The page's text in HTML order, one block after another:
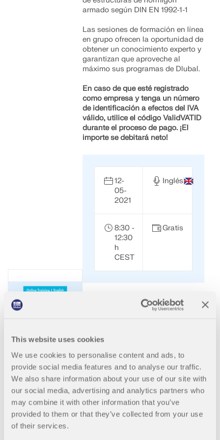
This website uses cookies
We use cookies to personalise content and ads, to
provide social media features and to analyse our traffic.
We also share information about your use of our site with
our social media, advertising and analytics partners who
may combine it with other information that you’ve
provided to them or that they’ve collected from your use
of their services.
RWIND 3
Software de CFD para túneles de viento digital
Más información
Dlubal API
Explorar API
Aplicaciones
Suscripciones y precios
AEF para conexiones de acero
Diseñe y analice las conexiones de acero utilizando
CBFEM, conforme a EN 1993‑1‑8 y AISC 360,
totalmente integrado en RFEM 6 para flujos de
trabajo estructurales más rápidos y precisos.
OBTENER SOPORTE
OBTENER LICENCIA GRATUITA
lleva tu carrera a nuevos niveles.
EXPLORE LAS VACANTES DISPONIBLES
armado según DIN EN 1992-1-1
Las sesiones de formación en línea
en grupo ofrecen la oportunidad de
obtener un conocimiento experto y
garantizan que aproveche al
máximo sus programas de Dlubal.
En caso de que esté registrado
como empresa y tenga un número
de identificación a efectos del IVA
válido, utilice el código ValidVATID
durante el proceso de pago. ¡El
importe se debitará neto!
12-
05-
2021
Inglés
8:30 -
12:30
h
CEST
Gratis
Eurocódigo 2 |
Estructuras de
hormigón según DIN
EN 1992-1-1
Formación en línea sobre el
dimensionamiento de estructuras